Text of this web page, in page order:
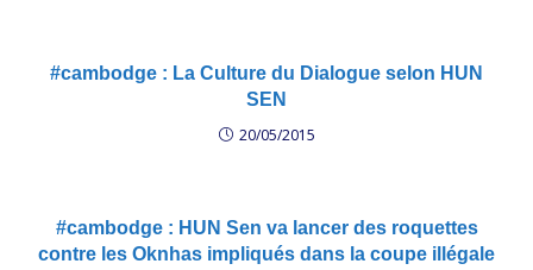
#cambodge : La Culture du Dialogue selon HUN
SEN
20/05/2015
#cambodge : HUN Sen va lancer des roquettes
contre les Oknhas impliqués dans la coupe illégale